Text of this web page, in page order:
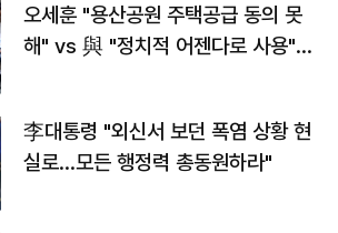
오세훈 "용산공원 주택공급 동의 못
해" vs 與 "정치적 어젠다로 사용"
李대통령 "외신서 보던 폭염 상황 현
실로…모든 행정력 총동원하라"